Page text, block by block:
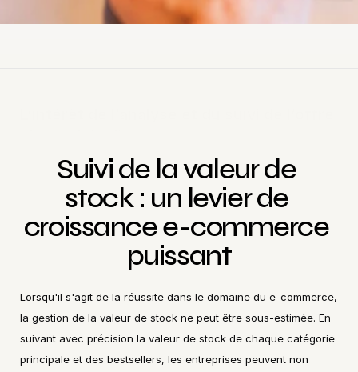
Suivi de la valeur de
stock : un levier de
croissance e-commerce
puissant
Lorsqu'il s'agit de la réussite dans le domaine du e-commerce,
la gestion de la valeur de stock ne peut être sous-estimée. En
suivant avec précision la valeur de stock de chaque catégorie
principale et des bestsellers, les entreprises peuvent non